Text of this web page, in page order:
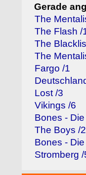
Gerade
The
The Flash /
The
The
Fargo /1
Lost /3
Vikings /6
Bones -
The Boys /2
Bones -
Stromberg /